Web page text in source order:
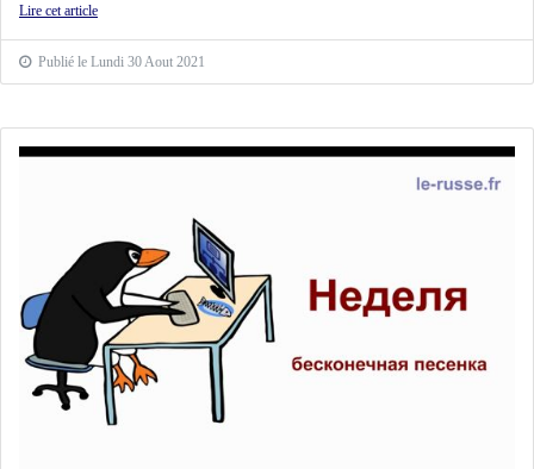
Lire cet article
Publié le Lundi 30 Aout 2021